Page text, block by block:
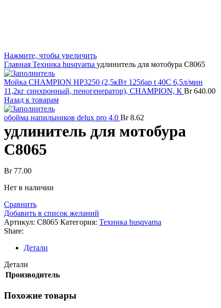
Нажмите, чтобы увеличить
Главная Техника husqvarna удлинитель для мотобура C8065
Мойка CHAMPION HP3250 (2,5кВт 125бар t 40С 6,5л/мин
11,2кг синхронный, пеногенератор), CHAMPION, К Br640.00
Назад к товарам
обойма напильников delux pro 4.0 Br8.62
удлинитель для мотобура
C8065
Br77.00
Нет в наличии
Сравнить
Добавить в список желаний
Артикул: C8065 Категория: Техника husqvarna
Share:
Детали
Детали
Производитель
Похожие товары